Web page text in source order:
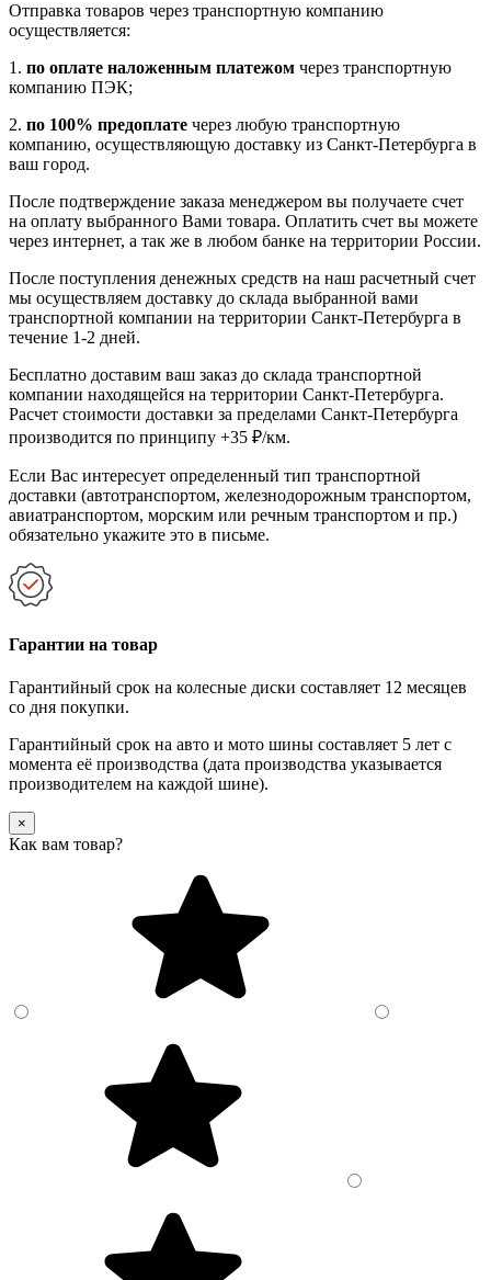
Отправка товаров через транспортную компанию
осуществляется:
1. по оплате наложенным платежом через транспортную
компанию ПЭК;
2. по 100% предоплате через любую транспортную
компанию, осуществляющую доставку из Санкт-Петербурга в
ваш город.
После подтверждение заказа менеджером вы получаете счет
на оплату выбранного Вами товара. Оплатить счет вы можете
через интернет, а так же в любом банке на территории России.
После поступления денежных средств на наш расчетный счет
мы осуществляем доставку до склада выбранной вами
транспортной компании на территории Санкт-Петербурга в
течение 1-2 дней.
Бесплатно доставим ваш заказ до склада транспортной
компании находящейся на территории Санкт-Петербурга.
Расчет стоимости доставки за пределами Санкт-Петербурга
производится по принципу +35 ₽/км.
Если Вас интересует определенный тип транспортной
доставки (автотранспортом, железнодорожным транспортом,
авиатранспортом, морским или речным транспортом и пр.)
обязательно укажите это в письме.
Гарантии на товар
Гарантийный срок на колесные диски составляет 12 месяцев
со дня покупки.
Гарантийный срок на авто и мото шины составляет 5 лет с
момента её производства (дата производства указывается
производителем на каждой шине).
×
Как вам товар?